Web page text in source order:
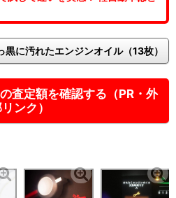
黒に汚れたエンジンオイル（13枚）
査定額を確認する（PR・外
ンク）